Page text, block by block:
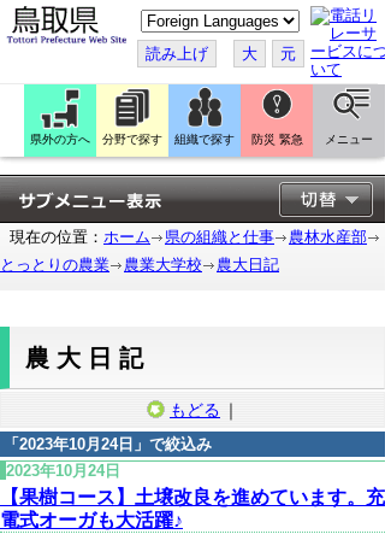
こ
の
ペ
ー
ジ
翻
訳
す
る
読み上げ 大 元
県外の方へ 分野で探す 組織で探す 防災 緊急 メニュー
現在の位置： ホーム 県の組織と仕事
農林水産部
とっとりの農業
農業大学校 農大日記
農大日記
もどる ｜
「 2023年10月24日 」で絞込み
2023年10月24日
【果樹コース】土壌改良を進めています。充
電式オーガも大活躍♪